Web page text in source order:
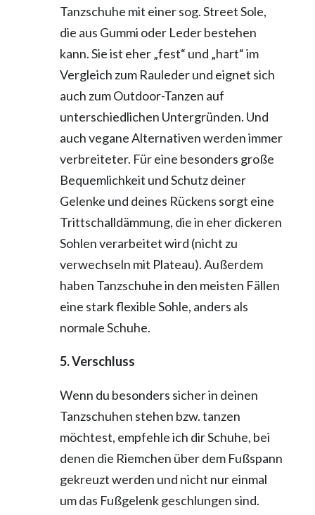
Tanzschuhe mit einer sog. Street Sole,
die aus Gummi oder Leder bestehen
kann. Sie ist eher „fest“ und „hart“ im
Vergleich zum Rauleder und eignet sich
auch zum Outdoor-Tanzen auf
unterschiedlichen Untergründen. Und
auch vegane Alternativen werden immer
verbreiteter. Für eine besonders große
Bequemlichkeit und Schutz deiner
Gelenke und deines Rückens sorgt eine
Trittschalldämmung, die in eher dickeren
Sohlen verarbeitet wird (nicht zu
verwechseln mit Plateau). Außerdem
haben Tanzschuhe in den meisten Fällen
eine stark flexible Sohle, anders als
normale Schuhe.
5. Verschluss
Wenn du besonders sicher in deinen
Tanzschuhen stehen bzw. tanzen
möchtest, empfehle ich dir Schuhe, bei
denen die Riemchen über dem Fußspann
gekreuzt werden und nicht nur einmal
um das Fußgelenk geschlungen sind.